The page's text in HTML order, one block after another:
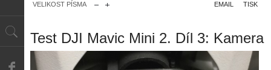
VELIKOST PÍSMA
TISK
EMAIL
Test DJI Mavic Mini 2. Díl 3: Kamera